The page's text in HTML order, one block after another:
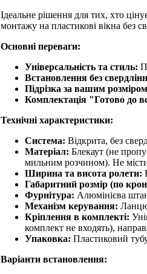
Ідеальне рішення для тих, хто
монтажу на пластикові вікна без
Основні переваги:
Універсальність та стиль:
Встановлення без
Підрізка за вашим
Комплектація "Готово до
Технічні характеристики:
Система: Відкрита, без
Матеріал: Блекаут (не
мильним розчином). Не
Ширина та висота ролети:
Габаритний розмір (по
Фурнітура: Алюмінієва
Механізм керування:
Кріплення в комплекті:
комплект не входять),
Упаковка: Пластиковий
Варіанти встановлення: